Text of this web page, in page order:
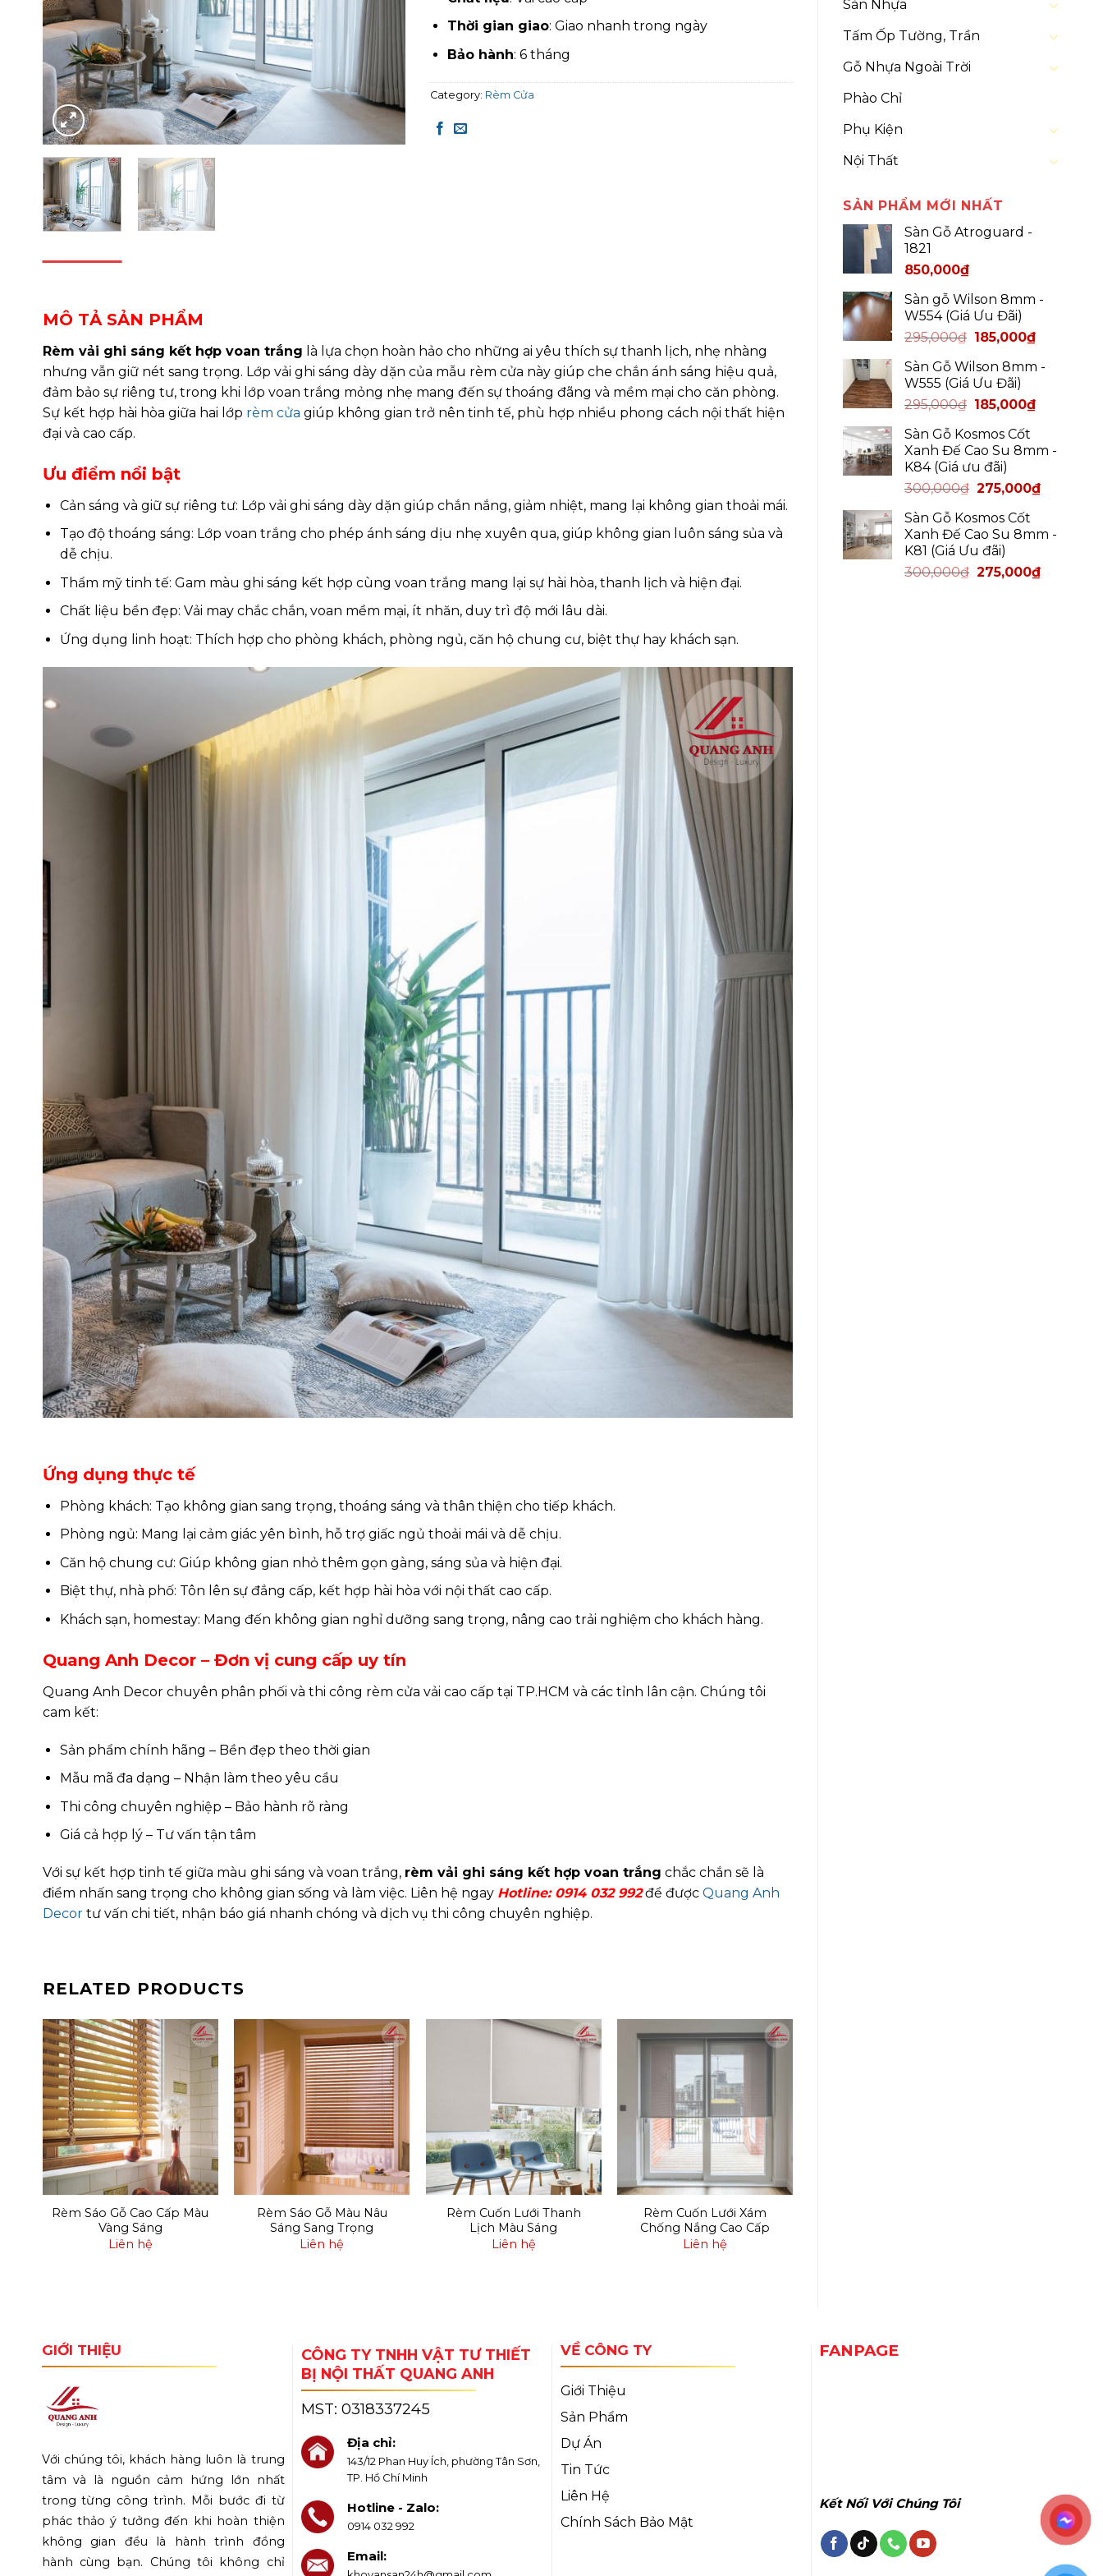
Sàn Nhựa
Tấm Ốp Tường, Trần
Gỗ Nhựa Ngoài Trời
Phào Chỉ
Phụ Kiện
Nội Thất
SẢN PHẨM MỚI NHẤT
Sàn Gỗ Atroguard -
1821
850,000₫
Sàn gỗ Wilson 8mm -
W554 (Giá Ưu Đãi)
295,000₫ 185,000₫
Sàn Gỗ Wilson 8mm -
W555 (Giá Ưu Đãi)
295,000₫ 185,000₫
Sàn Gỗ Kosmos Cốt
Xanh Đế Cao Su 8mm -
K84 (Giá ưu đãi)
300,000₫ 275,000₫
Sàn Gỗ Kosmos Cốt
Xanh Đế Cao Su 8mm -
K81 (Giá Ưu đãi)
300,000₫ 275,000₫
Thời gian giao: Giao nhanh trong ngày
Bảo hành: 6 tháng
Category: Rèm Cửa
MÔ TẢ SẢN PHẨM
Rèm vải ghi sáng kết hợp voan trắng là lựa chọn hoàn hảo cho những ai yêu thích sự thanh lịch, nhẹ nhàng
nhưng vẫn giữ nét sang trọng. Lớp vải ghi sáng dày dặn của mẫu rèm cửa này giúp che chắn ánh sáng hiệu quả,
đảm bảo sự riêng tư, trong khi lớp voan trắng mỏng nhẹ mang đến sự thoáng đãng và mềm mại cho căn phòng.
Sự kết hợp hài hòa giữa hai lớp rèm cửa giúp không gian trở nên tinh tế, phù hợp nhiều phong cách nội thất hiện
đại và cao cấp.
Ưu điểm nổi bật
Cản sáng và giữ sự riêng tư: Lớp vải ghi sáng dày dặn giúp chắn nắng, giảm nhiệt, mang lại không gian thoải mái.
Tạo độ thoáng sáng: Lớp voan trắng cho phép ánh sáng dịu nhẹ xuyên qua, giúp không gian luôn sáng sủa và
dễ chịu.
Thẩm mỹ tinh tế: Gam màu ghi sáng kết hợp cùng voan trắng mang lại sự hài hòa, thanh lịch và hiện đại.
Chất liệu bền đẹp: Vải may chắc chắn, voan mềm mại, ít nhăn, duy trì độ mới lâu dài.
Ứng dụng linh hoạt: Thích hợp cho phòng khách, phòng ngủ, căn hộ chung cư, biệt thự hay khách sạn.
Ứng dụng thực tế
Phòng khách: Tạo không gian sang trọng, thoáng sáng và thân thiện cho tiếp khách.
Phòng ngủ: Mang lại cảm giác yên bình, hỗ trợ giấc ngủ thoải mái và dễ chịu.
Căn hộ chung cư: Giúp không gian nhỏ thêm gọn gàng, sáng sủa và hiện đại.
Biệt thự, nhà phố: Tôn lên sự đẳng cấp, kết hợp hài hòa với nội thất cao cấp.
Khách sạn, homestay: Mang đến không gian nghỉ dưỡng sang trọng, nâng cao trải nghiệm cho khách hàng.
Quang Anh Decor – Đơn vị cung cấp uy tín
Quang Anh Decor chuyên phân phối và thi công rèm cửa vải cao cấp tại TP.HCM và các tỉnh lân cận. Chúng tôi
cam kết:
Sản phẩm chính hãng – Bền đẹp theo thời gian
Mẫu mã đa dạng – Nhận làm theo yêu cầu
Thi công chuyên nghiệp – Bảo hành rõ ràng
Giá cả hợp lý – Tư vấn tận tâm
Với sự kết hợp tinh tế giữa màu ghi sáng và voan trắng, rèm vải ghi sáng kết hợp voan trắng chắc chắn sẽ là
điểm nhấn sang trọng cho không gian sống và làm việc. Liên hệ ngay Hotline: 0914 032 992để được Quang Anh
Decor tư vấn chi tiết, nhận báo giá nhanh chóng và dịch vụ thi công chuyên nghiệp.
RELATED PRODUCTS
Rèm Sáo Gỗ Cao Cấp Màu
Vàng Sáng
Liên hệ
Rèm Sáo Gỗ Màu Nâu
Sáng Sang Trọng
Liên hệ
Rèm Cuốn Lưới Thanh
Lịch Màu Sáng
Liên hệ
Rèm Cuốn Lưới Xám
Chống Nắng Cao Cấp
Liên hệ
GIỚI THIỆU
Với chúng tôi, khách hàng luôn là trung
tâm và là nguồn cảm hứng lớn nhất
trong từng công trình. Mỗi bước đi từ
phác thảo ý tưởng đến khi hoàn thiện
không gian đều là hành trình đồng
hành cùng bạn. Chúng tôi không chỉ
CÔNG TY TNHH VẬT TƯ THIẾT
BỊ NỘI THẤT QUANG ANH
MST:0318337245
Địa chỉ:
143/12 Phan Huy Ích, phường Tân Sơn,
TP. Hồ Chí Minh
Hotline - Zalo:
0914 032 992
Email:
VỀ CÔNG TY
Giới Thiệu
Sản Phẩm
Dự Án
Tin Tức
Liên Hệ
Chính Sách Bảo Mật
FANPAGE
Kết Nối Với Chúng Tôi